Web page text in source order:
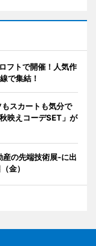
フトで開催！人気作
で集結！
スカートも気分で
映えコーデSET」が
の先端技術展-に出
金）